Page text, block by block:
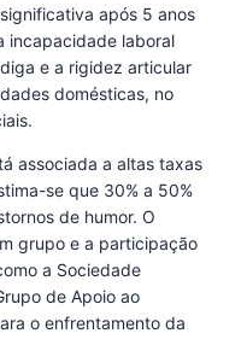
após 5 anos
incapacidade laboral
e a rigidez articular
domésticas, no
associada a altas taxas
se que 30% a 50%
de humor. O
grupo e a participação
a Sociedade
de Apoio ao
o enfrentamento da